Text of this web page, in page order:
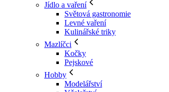
Jídlo a vaření
Světová gastronomie
Levné vaření
Kulinářské triky
Mazlíčci
Kočky
Pejskové
Hobby
Modelářství